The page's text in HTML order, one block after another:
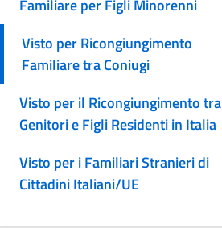
Familiare per Figli Minorenni
Visto per Ricongiungimento
Familiare tra Coniugi
Visto per il Ricongiungimento tra
Genitori e Figli Residenti in Italia
Visto per i Familiari Stranieri di
Cittadini Italiani/UE